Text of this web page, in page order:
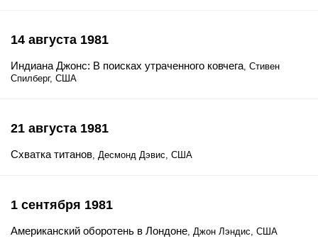
14 августа 1981
Индиана Джонс: В поисках утраченного ковчега, Стивен
Спилберг, США
21 августа 1981
Схватка титанов, Десмонд Дэвис, США
1 сентября 1981
Американский оборотень в Лондоне, Джон Лэндис, США